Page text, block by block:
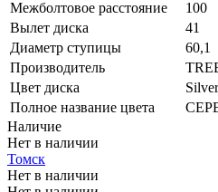
Межболтовое расстояние
100
Вылет диска
41
Диаметр ступицы
60,1
Производитель
Цвет диска
Silver
Полное название цвета
Наличие
Нет в наличии
Томск
Нет в наличии